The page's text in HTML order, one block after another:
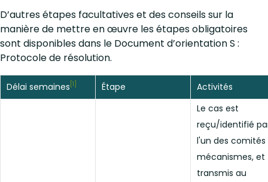
D’autres étapes facultatives et des conseils sur la
manière de mettre en œuvre les étapes obligatoires
sont disponibles dans le Document d’orientation S :
Protocole de résolution.
Délai semaines [1] Étape Activités
Le cas est
reçu/identifié
l'un des comités
mécanismes, et
transmis au